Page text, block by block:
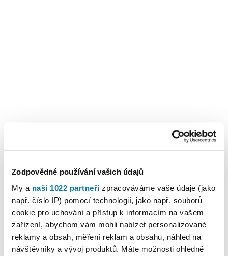
Zodpovědné používání vašich údajů
My a naši 1022 partneři zpracováváme vaše údaje (jako
např. číslo IP) pomocí technologií, jako např. souborů
cookie pro uchování a přístup k informacím na vašem
zařízení, abychom vám mohli nabízet personalizované
reklamy a obsah, měření reklam a obsahu, náhled na
návštěvníky a vývoj produktů. Máte možnosti ohledně
KALENDÁŘ AKCÍ